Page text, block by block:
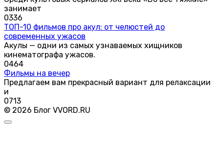
занимает
0336
ТОП-10 фильмов про акул: от челюстей до
современных ужасов
Акулы — одни из самых узнаваемых хищников
кинематографа ужасов.
0464
Фильмы на вечер
Предлагаем вам прекрасный вариант для релаксации
и
0713
© 2026 Блог VVORD.RU